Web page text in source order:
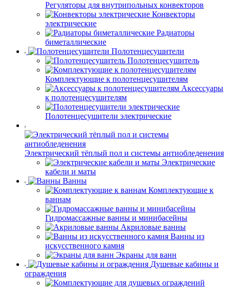
Регуляторы для внутрипольных конвекторов
Конвекторы
электрические
Радиаторы
биметаллические
Полотенцесушители
Полотенцесушитель
Комплектующие к полотенцесушителям
Аксессуары
к полотенцесушителям
Полотенцесушители электрические
Электрический тёплый пол и системы антиобледенения
Электрические
кабели и маты
Ванны
Комплектующие к
ваннам
Гидромассажные ванны и минибасейны
Акриловые ванны
Ванны из
искусственного камня
Экраны для ванн
Душевые кабины и
ограждения